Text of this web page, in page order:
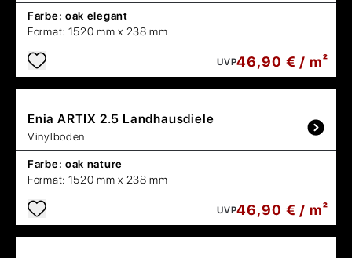
Farbe: oak elegant
Format: 1520 mm x 238 mm
UVP46,90 € / m²
Enia ARTIX 2.5 Landhausdiele
Vinylboden
Farbe: oak nature
Format: 1520 mm x 238 mm
UVP46,90 € / m²